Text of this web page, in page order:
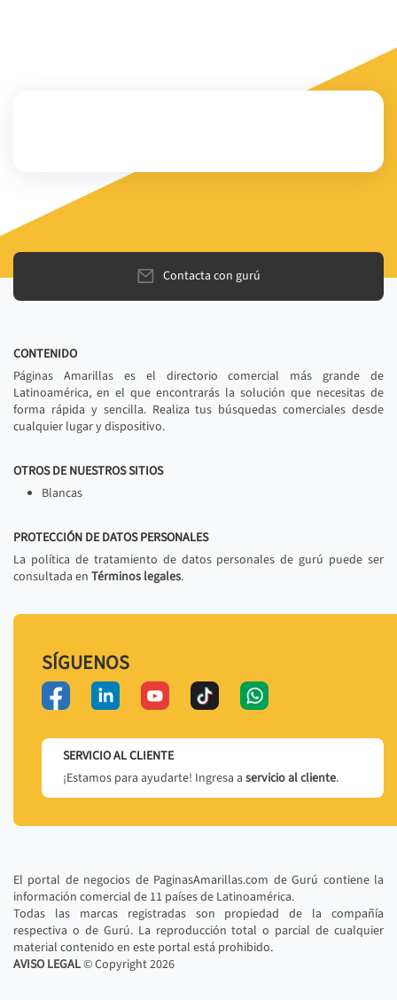
Contacta con gurú
CONTENIDO
Páginas Amarillas es el directorio comercial más grande de
Latinoamérica, en el que encontrarás la solución que necesitas de
forma rápida y sencilla. Realiza tus búsquedas comerciales desde
cualquier lugar y dispositivo.
OTROS DE NUESTROS SITIOS
Blancas
PROTECCIÓN DE DATOS PERSONALES
La política de tratamiento de datos personales de gurú puede ser
consultada en Términos legales.
SÍGUENOS
SERVICIO AL CLIENTE
¡Estamos para ayudarte! Ingresa a servicio al cliente.
El portal de negocios de PaginasAmarillas.com de Gurú contiene la
información comercial de 11 países de Latinoamérica.
Todas las marcas registradas son propiedad de la compañía
respectiva o de Gurú. La reproducción total o parcial de cualquier
material contenido en este portal está prohibido.
AVISO LEGAL© Copyright2026